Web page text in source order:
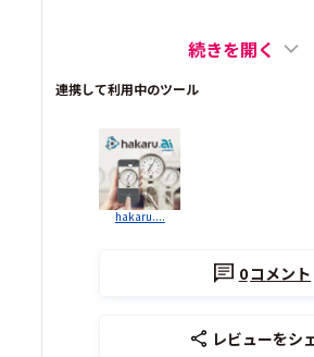
続きを開く
連携して利用中のツール
hakaru....
0コメント
レビューをシ